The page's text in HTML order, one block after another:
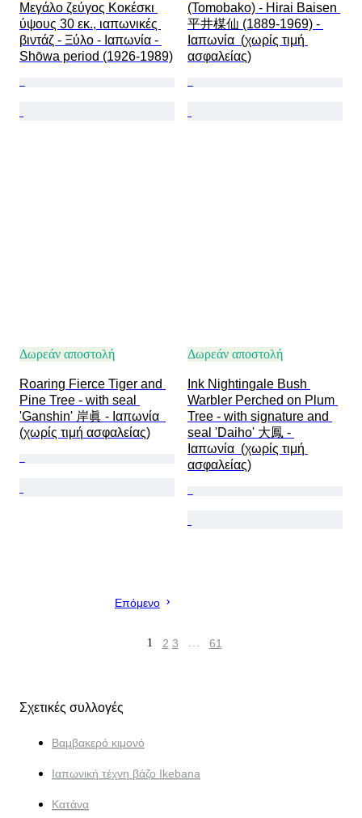
Μεγάλο ζεύγος Κοκέσκι
ύψους 30 εκ., ιαπωνικές
βιντάζ - Ξύλο - Ιαπωνία -
Shōwa period (1926-1989)
(Tomobako) - Hirai Baisen
平井楳仙 (1889-1969) -
Ιαπωνία  (χωρίς τιμή
ασφαλείας)
Δωρεάν αποστολή
Roaring Fierce Tiger and
Pine Tree - with seal
'Ganshin' 岸眞 - Ιαπωνία
(χωρίς τιμή ασφαλείας)
Δωρεάν αποστολή
Ink Nightingale Bush
Warbler Perched on Plum
Tree - with signature and
seal 'Daiho' 大鳳 -
Ιαπωνία  (χωρίς τιμή
ασφαλείας)
Επόμενο
1 2 3 … 61
Σχετικές συλλογές
Βαμβακερό κιμονό
Ιαπωνική τέχνη βάζο Ikebana
Κατάνα